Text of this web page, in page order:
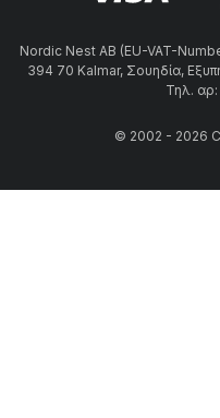
Nordic Nest AB (EU-VAT-
394 70 Kalmar, Σουηδία,
Τηλ.
© 2002 - 2026